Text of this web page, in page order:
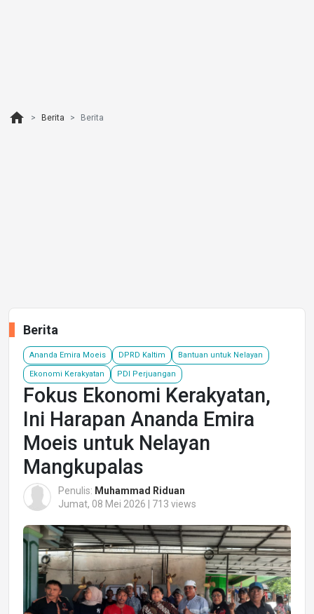
home Berita Berita
Berita
Ananda Emira Moeis DPRD Kaltim Bantuan untuk Nelayan
Ekonomi Kerakyatan PDI Perjuangan
Fokus Ekonomi Kerakyatan,
Ini Harapan Ananda Emira
Moeis untuk Nelayan
Mangkupalas
Penulis: Muhammad Riduan
Jumat, 08 Mei 2026 | 713 views